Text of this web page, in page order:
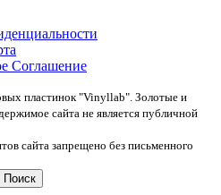
Соглашение
пластинок "Vinyllab". Золотые и
сайта не является публичной
сайта запрещено без письменного
Поиск